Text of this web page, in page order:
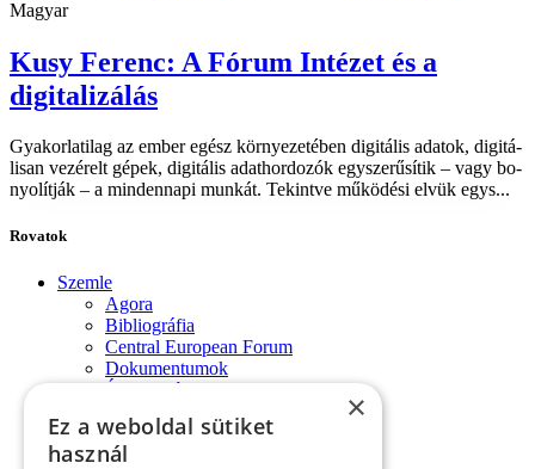
Magyar
Kusy Ferenc: A Fórum Intézet és a
digitalizálás
Gya­kor­la­ti­lag az em­ber egész kör­nye­ze­té­ben di­gi­tá­lis ada­tok, di­gi­tá­
li­san ve­zé­relt gé­pek, di­gi­tá­lis adat­hor­do­zók egy­sze­rű­sí­tik – vagy bo­
nyo­lít­ják – a min­den­na­pi mun­kát. Te­kint­ve mű­kö­dé­si el­vük egy­s...
Rovatok
Szemle
Agora
Bibliográfia
Central European Forum
Dokumentumok
Évforduló
Impresszum
Konferencia
×
Ez a weboldal sütiket
használ